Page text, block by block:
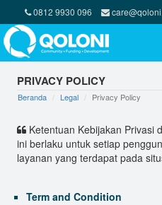
0812 9930 096
PRIVACY POLICY
Beranda Legal Privacy Policy
Ketentuan Kebijakan Privasi
ini berlaku untuk setiap
layanan yang terdapat pada
Term and Condition